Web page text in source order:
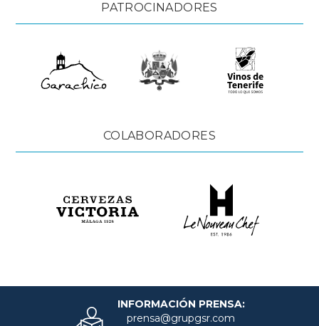
PATROCINADORES
COLABORADORES
INFORMACIÓN PRENSA:
prensa@grupgsr.com